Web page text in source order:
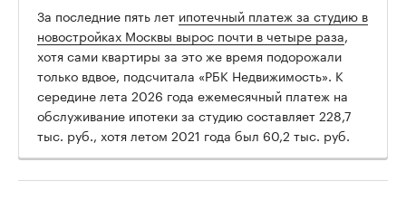
За последние пять лет ипотечный платеж за студию в
новостройках Москвы вырос почти в четыре раза,
хотя сами квартиры за это же время подорожали
только вдвое, подсчитала «РБК Недвижимость». К
середине лета 2026 года ежемесячный платеж на
обслуживание ипотеки за студию составляет 228,7
тыс. руб., хотя летом 2021 года был 60,2 тыс. руб.